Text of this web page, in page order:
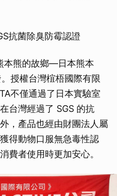
抗菌除臭防霉認證
本熊的故鄉—日本熊本
授權台灣椬梧國際有限
不僅通過了日本實驗室
台灣經過了 SGS 的抗
，產品也經由財團法人屬
得動物口服無急毒性認
費者使用時更加安心。